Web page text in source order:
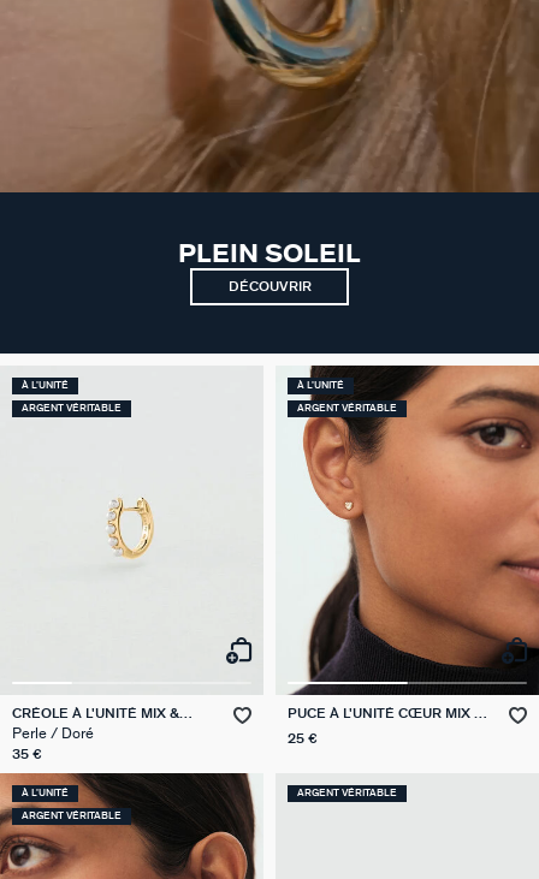
PLEIN SOLEIL
DÉCOUVRIR
À L'UNITÉ
ARGENT VÉRITABLE
CRÉOLE À L'UNITÉ MIX &
MATCH
Perle / Doré
35 €
À L'UNITÉ
ARGENT VÉRITABLE
PUCE À L'UNITÉ CŒUR MIX &
25 €
À L'UNITÉ
ARGENT VÉRITABLE
ARGENT VÉRITABLE